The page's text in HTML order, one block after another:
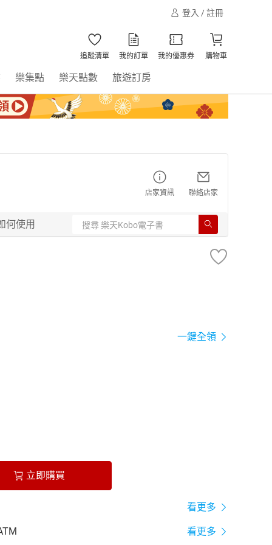
登入 / 註冊
追蹤清單 我的訂單 我的優惠券 購物車
樂集點 樂天點數 旅遊訂房
店家資訊 聯絡店家
何使用
一鍵全領
立即購買
看更多
看更多